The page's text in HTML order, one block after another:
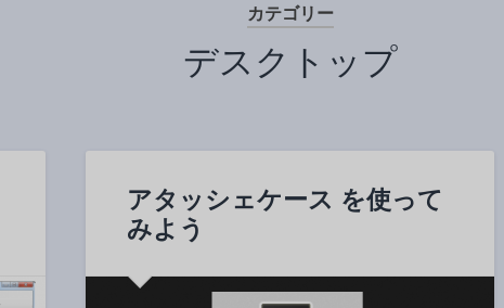
カテゴリー
デスクトップ
アタッシェケース を使って
みよう